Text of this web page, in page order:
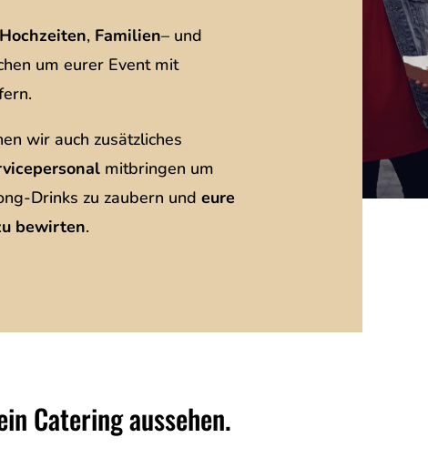
Hochzeiten, Familien– und
um eurer Event mit
wir auch zusätzliches
mitbringen um
Drinks zu zaubern undeure
bewirten.
Catering aussehen.